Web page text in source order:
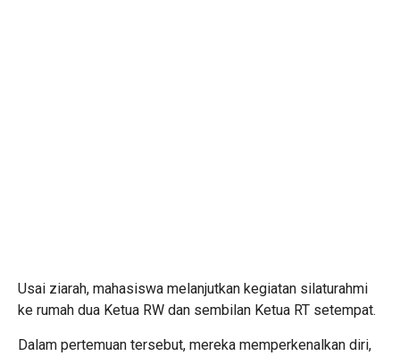
Usai ziarah, mahasiswa melanjutkan kegiatan silaturahmi
ke rumah dua Ketua RW dan sembilan Ketua RT setempat.
Dalam pertemuan tersebut, mereka memperkenalkan diri,